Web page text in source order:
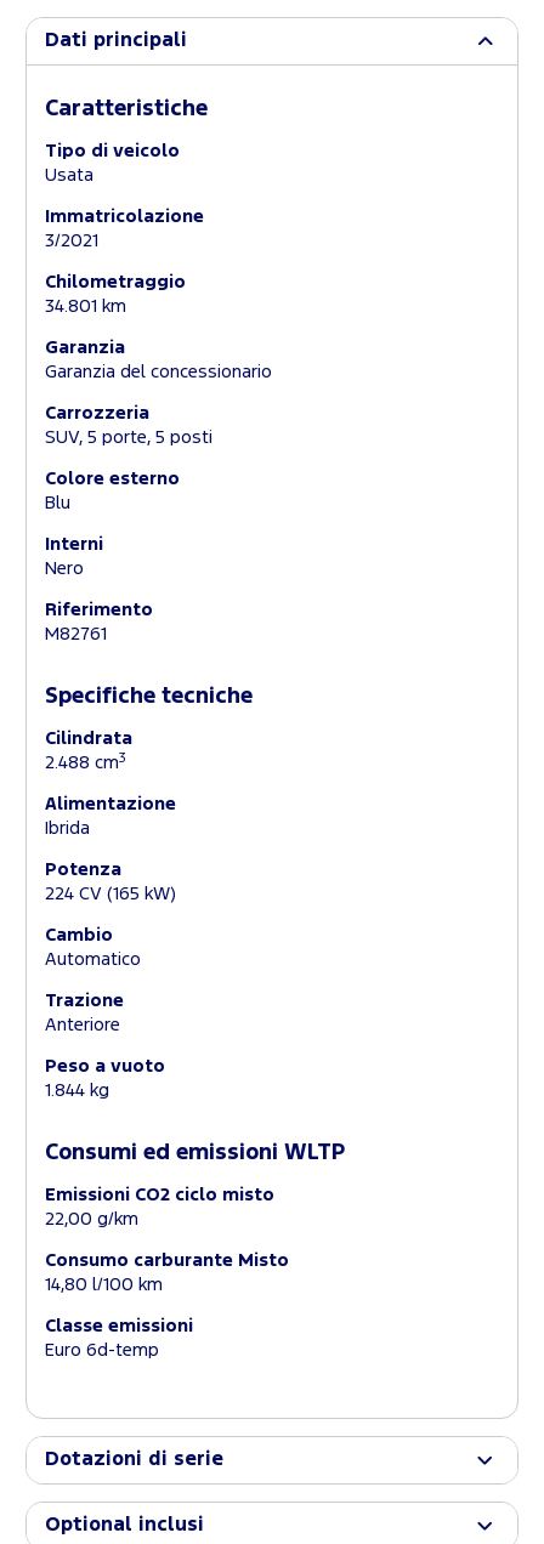
Dati principali
Caratteristiche
Tipo di veicolo
Usata
Immatricolazione
3/2021
Chilometraggio
34.801 km
Garanzia
Garanzia del concessionario
Carrozzeria
SUV, 5 porte, 5 posti
Colore esterno
Blu
Interni
Nero
Riferimento
M82761
Specifiche tecniche
Cilindrata
2.488 cm3
Alimentazione
Ibrida
Potenza
224 CV (165 kW)
Cambio
Automatico
Trazione
Anteriore
Peso a vuoto
1.844 kg
Consumi ed emissioni WLTP
Emissioni CO2 ciclo misto
22,00 g/km
Consumo carburante Misto
14,80 l/100 km
Classe emissioni
Euro 6d-temp
Dotazioni di serie
Optional inclusi